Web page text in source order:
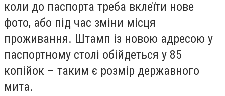
коли до паспорта треба вклеїти нове
фото, або під час зміни місця
проживання. Штамп із новою адресою у
паспортному столі обійдеться у 85
копійок – таким є розмір державного
мита.